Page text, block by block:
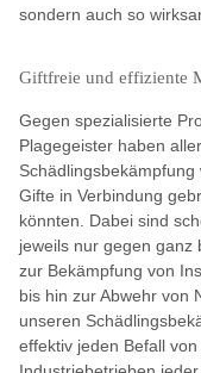
sondern auch so
Giftfreie und effiziente
Gegen spezialisierte
Plagegeister haben
Gifte in Verbindung
könnten. Dabei sind
jeweils nur gegen ganz
zur Bekämpfung von
bis hin zur Abwehr von
unseren
effektiv jeden Befall